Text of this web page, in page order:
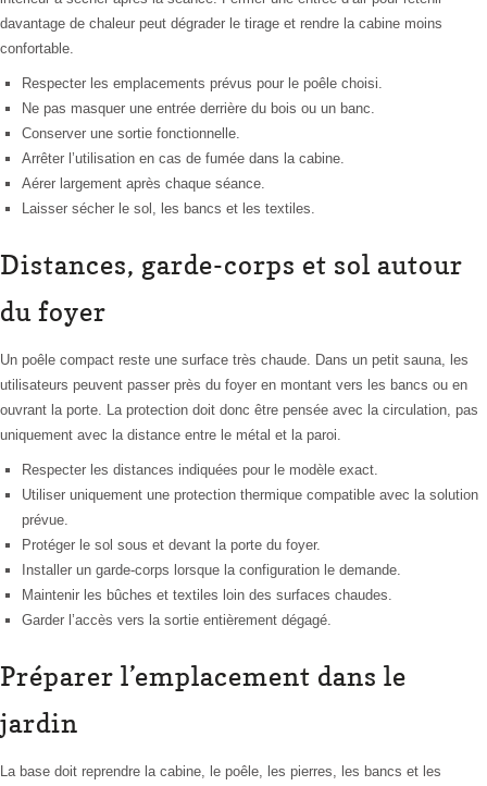
davantage de chaleur peut dégrader le tirage et rendre la cabine moins
confortable.
Respecter les emplacements prévus pour le poêle choisi.
Ne pas masquer une entrée derrière du bois ou un banc.
Conserver une sortie fonctionnelle.
Arrêter l’utilisation en cas de fumée dans la cabine.
Aérer largement après chaque séance.
Laisser sécher le sol, les bancs et les textiles.
Distances, garde-corps et sol autour
du foyer
Un poêle compact reste une surface très chaude. Dans un petit sauna, les
utilisateurs peuvent passer près du foyer en montant vers les bancs ou en
ouvrant la porte. La protection doit donc être pensée avec la circulation, pas
uniquement avec la distance entre le métal et la paroi.
Respecter les distances indiquées pour le modèle exact.
Utiliser uniquement une protection thermique compatible avec la solution
prévue.
Protéger le sol sous et devant la porte du foyer.
Installer un garde-corps lorsque la configuration le demande.
Maintenir les bûches et textiles loin des surfaces chaudes.
Garder l’accès vers la sortie entièrement dégagé.
Préparer l’emplacement dans le
jardin
La base doit reprendre la cabine, le poêle, les pierres, les bancs et les